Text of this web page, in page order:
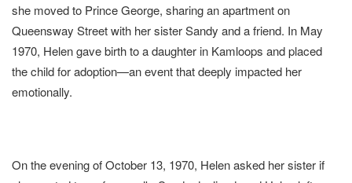
she moved to Prince George, sharing an apartment on
Queensway Street with her sister Sandy and a friend. In May
1970, Helen gave birth to a daughter in Kamloops and placed
the child for adoption—an event that deeply impacted her
emotionally.
On the evening of October 13, 1970, Helen asked her sister if